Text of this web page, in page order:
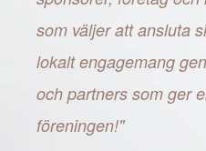
som väljer att ansluta
lokalt engagemang
och partners som ger
föreningen!"